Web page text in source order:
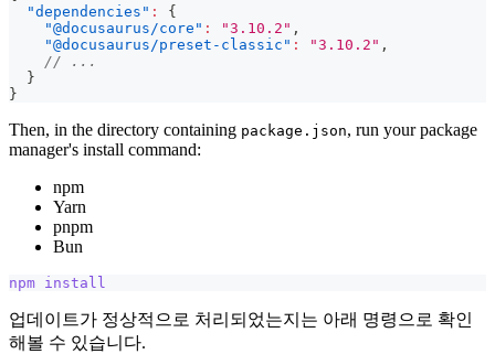
"dependencies" :
{
"@docusaurus/core" : "3.10.2" ,
"@docusaurus/preset-classic" : "3.10.2" ,
// ...
}
}
Then, in the directory containing package.json, run your package
manager's install command:
npm
Yarn
pnpm
Bun
npm install
업데이트가 정상적으로 처리되었는지는 아래 명령으로 확인
해볼 수 있습니다.